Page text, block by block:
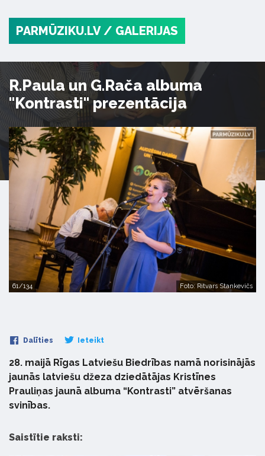
PARMŪZIKU.LV / GALERIJAS
R.Paula un G.Rača albuma
"Kontrasti" prezentācija
61/134 Foto: Ritvars Stankevičs
Dalīties Ieteikt
28. maijā Rīgas Latviešu Biedrības namā norisinājās
jaunās latviešu džeza dziedātājas Kristīnes
Prauliņas jaunā albuma “Kontrasti” atvēršanas
svinības.
Saistītie raksti: